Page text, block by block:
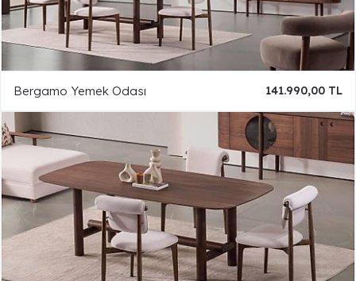
Bergamo Yemek Odası 141.990,00 TL